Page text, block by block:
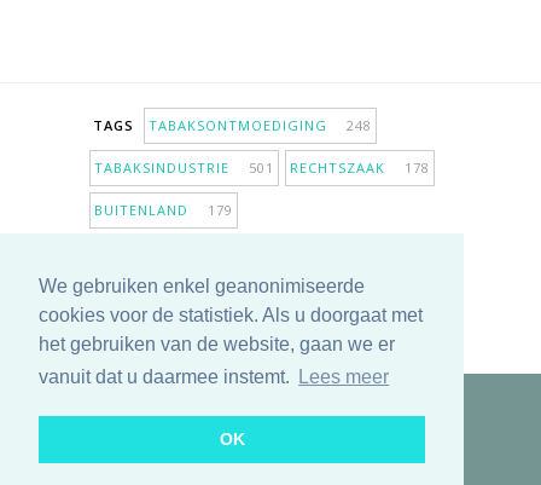
We gebruiken enkel geanonimiseerde
cookies voor de statistiek. Als u doorgaat met
het gebruiken van de website, gaan we er
vanuit dat u daarmee instemt.
Lees meer
OK
TAGS TABAKSONTMOEDIGING 248
TABAKSINDUSTRIE 501 RECHTSZAAK 178
BUITENLAND 179
ANTIROOKBELEID306 ONDERZOEK
MEER TAGS TONEN
Copyright © 2025 TabakNee - Rookpreventie Jeugd